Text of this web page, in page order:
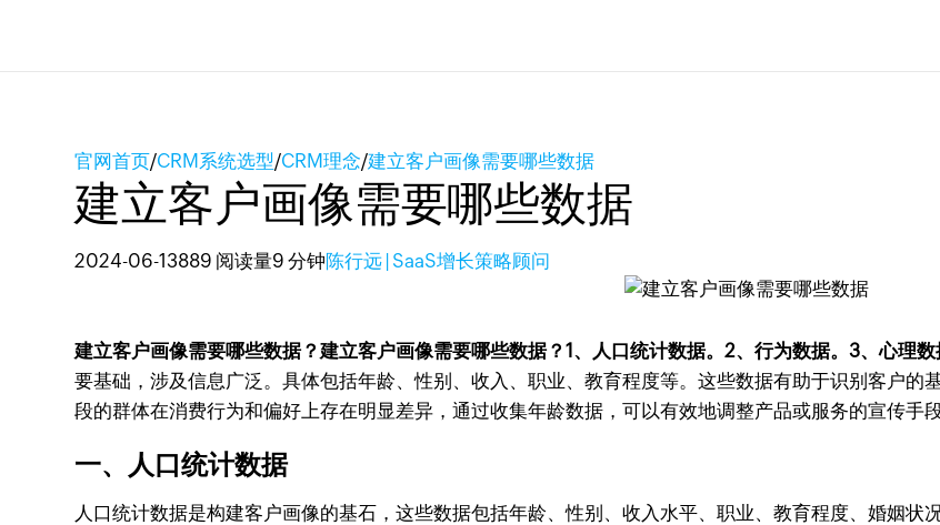
官网首页/CRM系统选型/CRM理念/建立客户画像需要哪些数据
建立客户画像需要哪些数据
2024-06-13889 阅读量9 分钟陈行远 | SaaS增长策略顾问
建立客户画像需要哪些数据？建立客户画像需要哪些数据？1、人口统计数据。2、行为数据。3、心理数
要基础，涉及信息广泛。具体包括年龄、性别、收入、职业、教育程度等。这些数据有助于识别客户
段的群体在消费行为和偏好上存在明显差异，通过收集年龄数据，可以有效地调整产品或服务的宣传手
一、人口统计数据
人口统计数据是构建客户画像的基石，这些数据包括年龄、性别、收入水平、职业、教育程度、婚姻